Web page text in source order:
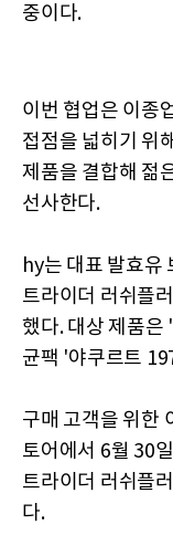
중이다.
이번 협업은 이종
접점을 넓히기 위
제품을 결합해 젊
선사한다.
hy는 대표 발효유
트라이더 러쉬플
했다. 대상 제품
균팩 '야쿠르트
구매 고객을 위한
토어에서 6월 30
트라이더 러쉬플
다.